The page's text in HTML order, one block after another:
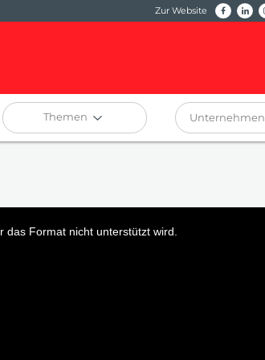
Zur Website
Themen Unternehmen
Format nicht unterstützt wird.